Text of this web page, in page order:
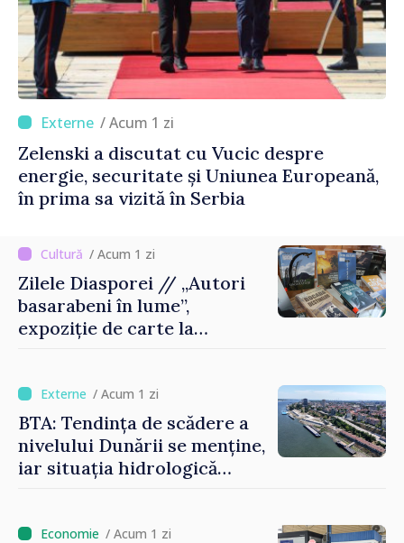
/ Acum 1 zi
Zelenski a discutat cu Vucic despre
energie, securitate și Uniunea Europeană,
în prima sa vizită în Serbia
/ Acum 1 zi
Zilele Diasporei // „Autori
basarabeni în lume”,
expoziție de carte la
/ Acum 1 zi
BTA: Tendința de scădere a
nivelului Dunării se menține,
iar situația hidrologică
/ Acum 1 zi